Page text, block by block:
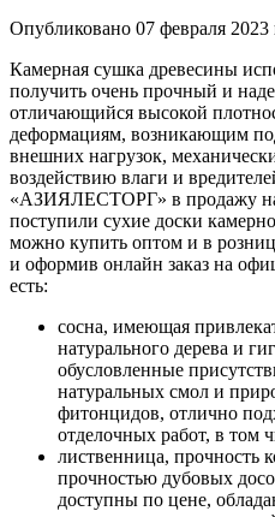
Опубликовано 07 февраля 2023
Камерная сушка древесины
получить очень прочный и
отличающийся высокой
деформациям, возникающим
внешних нагрузок,
воздействию влаги и
«АЗИЯЛЕСТОРГ» в продажу на
поступили сухие доски
можно купить оптом и в
и оформив онлайн заказ на
есть:
сосна, имеющая
натурального дерева и
обусловленные
натуральных смол и
фитонцидов, отлично
отделочных работ, в том
лиственница, прочность
прочностью дубовых
доступны по цене,